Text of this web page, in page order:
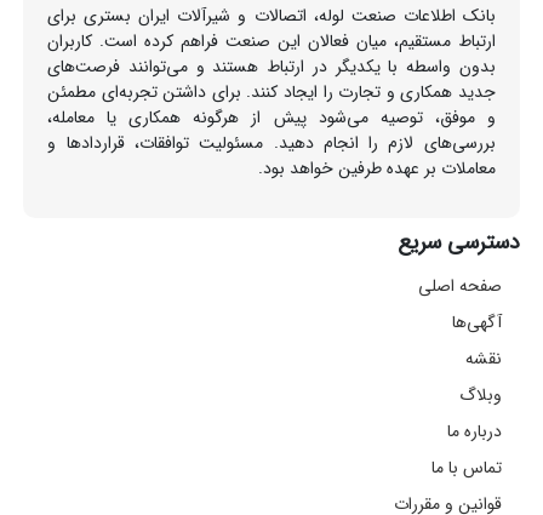
بانک اطلاعات صنعت لوله، اتصالات و شیرآلات ایران بستری برای
ارتباط مستقیم، میان فعالان این صنعت فراهم کرده است. کاربران
بدون واسطه با یکدیگر در ارتباط هستند و می‌توانند فرصت‌های
جدید همکاری و تجارت را ایجاد کنند. برای داشتن تجربه‌ای مطمئن
و موفق، توصیه می‌شود پیش از هرگونه همکاری یا معامله،
بررسی‌های لازم را انجام دهید. مسئولیت توافقات، قراردادها و
معاملات بر عهده طرفین خواهد بود.
دسترسی سریع
صفحه اصلی
آگهی‌ها
نقشه
وبلاگ
درباره ما
تماس با ما
قوانین و مقررات